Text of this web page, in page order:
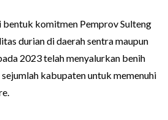
bentuk komitmen Pemprov Sulteng
durian di daerah sentra maupun
2023 telah menyalurkan benih
kabupaten untuk memenuhi